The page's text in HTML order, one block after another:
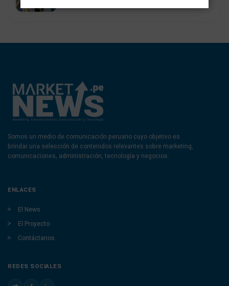
Somos un medio de comunicación peruano cuyo objetivo es
brindar una selección de contenidos relevantes sobre marketing,
comunicaciones, administración, tecnología y negocios.
ENLACES
El News
El Proyecto
Contáctanos
REDES SOCIALES